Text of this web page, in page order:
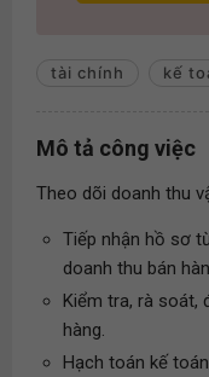
tài chính kế
Mô tả công việc
Theo dõi doanh thu
Tiếp nhận hồ sơ
doanh thu bán
Kiểm tra, rà soát,
hàng.
Hạch toán kế